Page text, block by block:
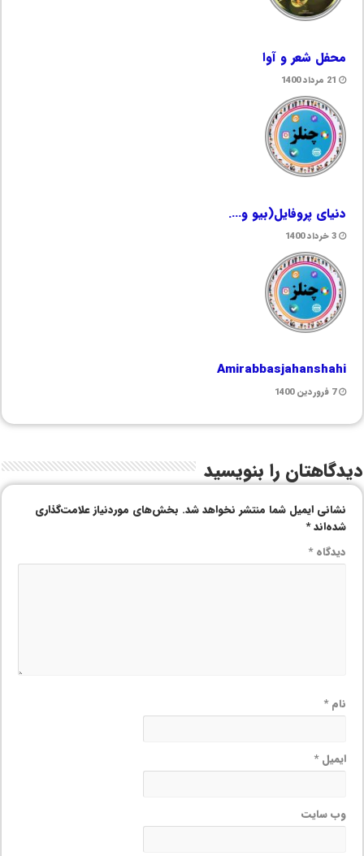
محفل شعر و آوا
21 مرداد 1400
دنیای پروفایل(بیو و….
3 خرداد 1400
Amirabbasjahanshahi
7 فروردین 1400
دیدگاهتان را بنویسید
نشانی ایمیل شما منتشر نخواهد شد. بخش‌های موردنیاز علامت‌گذاری
شده‌اند*
دیدگاه*
نام*
ایمیل*
وب‌ سایت